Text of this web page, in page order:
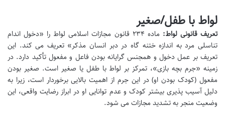
لواط با طفل/صغیر
تعریف قانونی لواط:
ماده ۲۳۴ قانون مجازات اسلامی لواط را «دخول اندام
تناسلی مرد به اندازه ختنه گاه در دبر انسان مذکر» تعریف می کند. این
تعریف بر عمل دخول و همجنس گرایانه بودن فاعل و مفعول تأکید دارد. در
زمینه «جرم بچه بازی»، تمرکز بر لواط با طفل یا صغیر است. صغیر بودن
مفعول (کودک بودن او) در این جرم از اهمیت بالایی برخوردار است، زیرا به
دلیل آسیب پذیری بیشتر کودک و عدم توانایی او در ابراز رضایت واقعی، این
وضعیت منجر به تشدید مجازات می شود.